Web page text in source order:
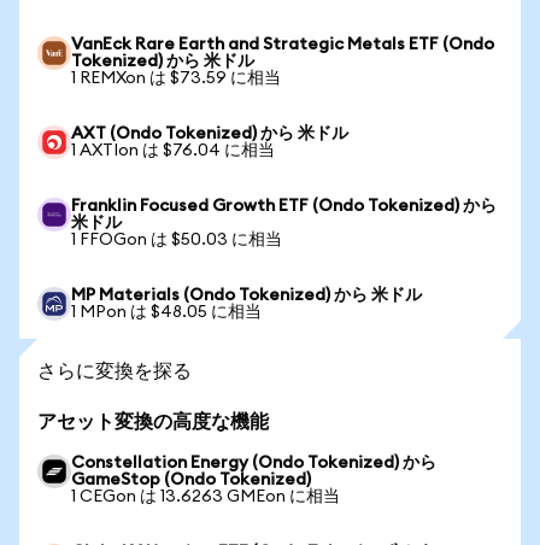
VanEck Rare Earth and Strategic Metals ETF (Ondo
Tokenized) から 米ドル
1 REMXon は $73.59 に相当
AXT (Ondo Tokenized) から 米ドル
1 AXTIon は $76.04 に相当
Franklin Focused Growth ETF (Ondo Tokenized) から
米ドル
1 FFOGon は $50.03 に相当
MP Materials (Ondo Tokenized) から 米ドル
1 MPon は $48.05 に相当
さらに変換を探る
アセット変換の高度な機能
Constellation Energy (Ondo Tokenized) から
GameStop (Ondo Tokenized)
1 CEGon は 13.6263 GMEon に相当